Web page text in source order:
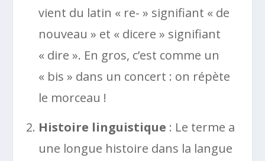
vient du latin « re- » signifiant « de
nouveau » et « dicere » signifiant
« dire ». En gros, c’est comme un
« bis » dans un concert : on répète
le morceau !
Histoire linguistique : Le terme a
une longue histoire dans la langue